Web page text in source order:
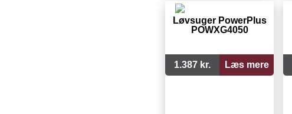
Løvsuger PowerPlus
POWXG4050
1.387 kr. Læs mere